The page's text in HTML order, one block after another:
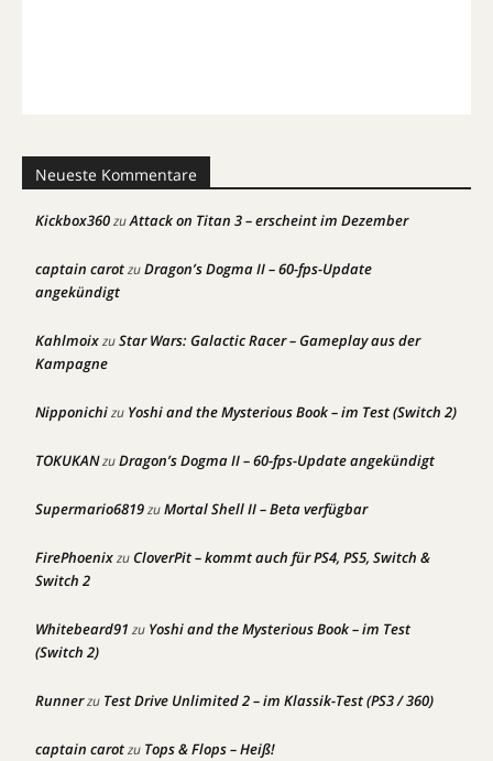
Neueste Kommentare
Kickbox360zuAttack on Titan 3 – erscheint im Dezember
captain carotzuDragon’s Dogma II – 60-fps-Update
angekündigt
KahlmoixzuStar Wars: Galactic Racer – Gameplay aus der
Kampagne
Nipponichizu Yoshi and the Mysterious Book – im Test (Switch 2)
TOKUKANzuDragon’s Dogma II – 60-fps-Update angekündigt
Supermario6819zuMortal Shell II – Beta verfügbar
FirePhoenixzuCloverPit – kommt auch für PS4, PS5, Switch &
Switch 2
Whitebeard91 zu Yoshi and the Mysterious Book – im Test
(Switch 2)
Runnerzu Test Drive Unlimited 2 – im Klassik-Test (PS3 / 360)
captain carotzu Tops & Flops – Heiß!